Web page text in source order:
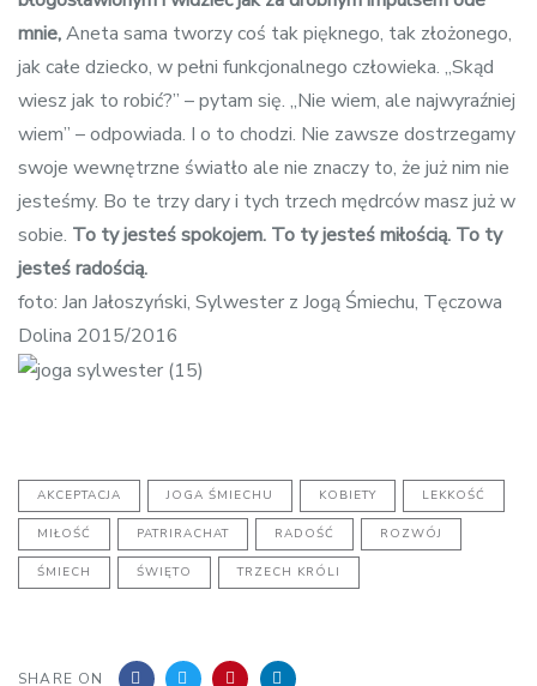
mnie,Aneta sama tworzy coś tak pięknego, tak złożonego,
jak całe dziecko, w pełni funkcjonalnego człowieka. „Skąd
wiesz jak to robić?” – pytam się. „Nie wiem, ale najwyraźniej
wiem” – odpowiada. I o to chodzi. Nie zawsze dostrzegamy
swoje wewnętrzne światło ale nie znaczy to, że już nim nie
jesteśmy. Bo te trzy dary i tych trzech mędrców masz już w
sobie. To ty jesteś spokojem. To ty jesteś miłością. To ty
jesteś radością.
foto: Jan Jałoszyński, Sylwester z Jogą Śmiechu, Tęczowa
Dolina 2015/2016
AKCEPTACJA JOGA ŚMIECHU KOBIETY LEKKOŚĆ
MIŁOŚĆ PATRIRACHAT RADOŚĆ ROZWÓJ
ŚMIECH ŚWIĘTO TRZECH KRÓLI
SHARE ON